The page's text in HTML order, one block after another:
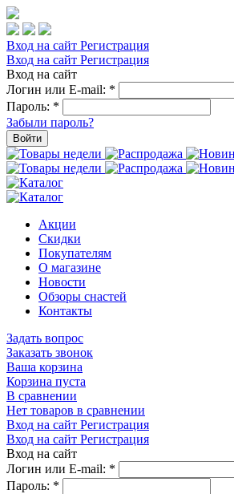
Вход на сайт Регистрация
Вход на сайт Регистрация
Вход на сайт
Логин или E-mail: *
Пароль: *
Забыли пароль?
Войти
Акции
Скидки
Покупателям
О магазине
Новости
Обзоры снастей
Контакты
Задать вопрос
Заказать звонок
Ваша корзина
Корзина пуста
В сравнении
Нет товаров в сравнении
Вход на сайт Регистрация
Вход на сайт Регистрация
Вход на сайт
Логин или E-mail: *
Пароль: *